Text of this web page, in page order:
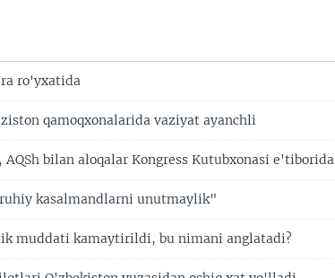
ro'yxatida
qamoqxonalarida vaziyat ayanchli
AQSh bilan aloqalar Kongress Kutubxonasi e'tiborida
kasalmandlarni unutmaylik"
muddati kamaytirildi, bu nimani anglatadi?